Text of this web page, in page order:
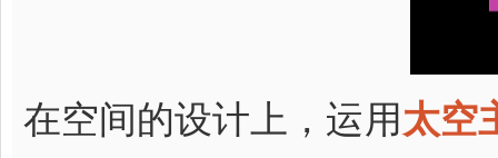
在空间的设计上，运用 太空